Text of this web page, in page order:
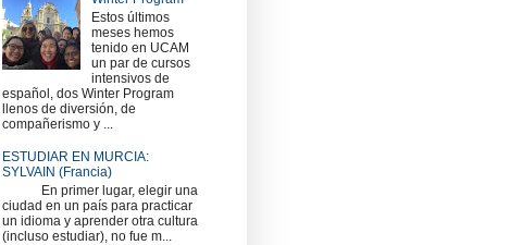
Estos últimos
meses hemos
tenido en UCAM
un par de cursos
intensivos de
español, dos Winter Program
llenos de diversión, de
compañerismo y ...
ESTUDIAR EN MURCIA:
SYLVAIN (Francia)
En primer lugar, elegir una
ciudad en un país para practicar
un idioma y aprender otra cultura
(incluso estudiar), no fue m...